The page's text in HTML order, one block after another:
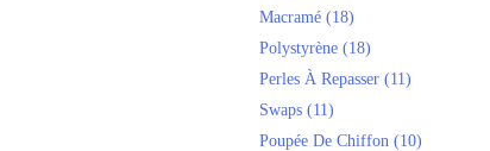
Macramé (18)
Polystyrène (18)
Perles À Repasser (11)
Swaps (11)
Poupée De Chiffon (10)